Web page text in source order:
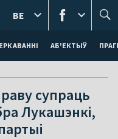
АБ'ЕКТЫЎ
BE
супраць
Лукашэнкі,